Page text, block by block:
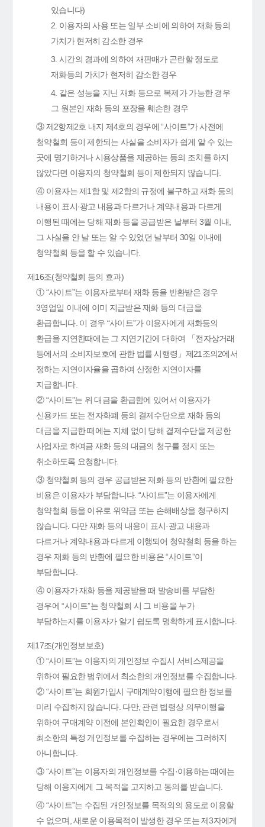
있습니다)
2. 이용자의 사용 또는 일부 소비에 의하여 재화 등의
가치가 현저히 감소한 경우
3. 시간의 경과에 의하여 재판매가 곤란할 정도로
재화등의 가치가 현저히 감소한 경우
4. 같은 성능을 지닌 재화 등으로 복제가 가능한 경우
그 원본인 재화 등의 포장을 훼손한 경우
③ 제2항제2호 내지 제4호의 경우에 “사이트”가 사전에
청약철회 등이 제한되는 사실을 소비자가 쉽게 알 수 있는
곳에 명기하거나 시용상품을 제공하는 등의 조치를 하지
않았다면 이용자의 청약철회 등이 제한되지 않습니다.
④ 이용자는 제1항 및 제2항의 규정에 불구하고 재화 등의
내용이 표시·광고 내용과 다르거나 계약내용과 다르게
이행된 때에는 당해 재화 등을 공급받은 날부터 3월 이내,
그 사실을 안 날 또는 알 수 있었던 날부터 30일 이내에
청약철회 등을 할 수 있습니다.
제16조(청약철회 등의 효과)
① “사이트”는 이용자로부터 재화 등을 반환받은 경우
3영업일 이내에 이미 지급받은 재화 등의 대금을
환급합니다. 이 경우 “사이트”가 이용자에게 재화등의
환급을 지연한때에는 그 지연기간에 대하여 「전자상거래
등에서의 소비자보호에 관한 법률 시행령」제21조의2에서
정하는 지연이자율을 곱하여 산정한 지연이자를
지급합니다.
② “사이트”는 위 대금을 환급함에 있어서 이용자가
신용카드 또는 전자화폐 등의 결제수단으로 재화 등의
대금을 지급한 때에는 지체 없이 당해 결제수단을 제공한
사업자로 하여금 재화 등의 대금의 청구를 정지 또는
취소하도록 요청합니다.
③ 청약철회 등의 경우 공급받은 재화 등의 반환에 필요한
비용은 이용자가 부담합니다. “사이트”는 이용자에게
청약철회 등을 이유로 위약금 또는 손해배상을 청구하지
않습니다. 다만 재화 등의 내용이 표시·광고 내용과
다르거나 계약내용과 다르게 이행되어 청약철회 등을 하는
경우 재화 등의 반환에 필요한 비용은 “사이트”이
부담합니다.
④ 이용자가 재화 등을 제공받을 때 발송비를 부담한
경우에 “사이트”는 청약철회 시 그 비용을 누가
부담하는지를 이용자가 알기 쉽도록 명확하게 표시합니다.
제17조(개인정보보호)
① “사이트”는 이용자의 개인정보 수집시 서비스제공을
위하여 필요한 범위에서 최소한의 개인정보를 수집합니다.
② “사이트”는 회원가입시 구매계약이행에 필요한 정보를
미리 수집하지 않습니다. 다만, 관련 법령상 의무이행을
위하여 구매계약 이전에 본인확인이 필요한 경우로서
최소한의 특정 개인정보를 수집하는 경우에는 그러하지
아니합니다.
③ “사이트”는 이용자의 개인정보를 수집·이용하는 때에는
당해 이용자에게 그 목적을 고지하고 동의를 받습니다.
④ “사이트”는 수집된 개인정보를 목적외의 용도로 이용할
수 없으며, 새로운 이용목적이 발생한 경우 또는 제3자에게